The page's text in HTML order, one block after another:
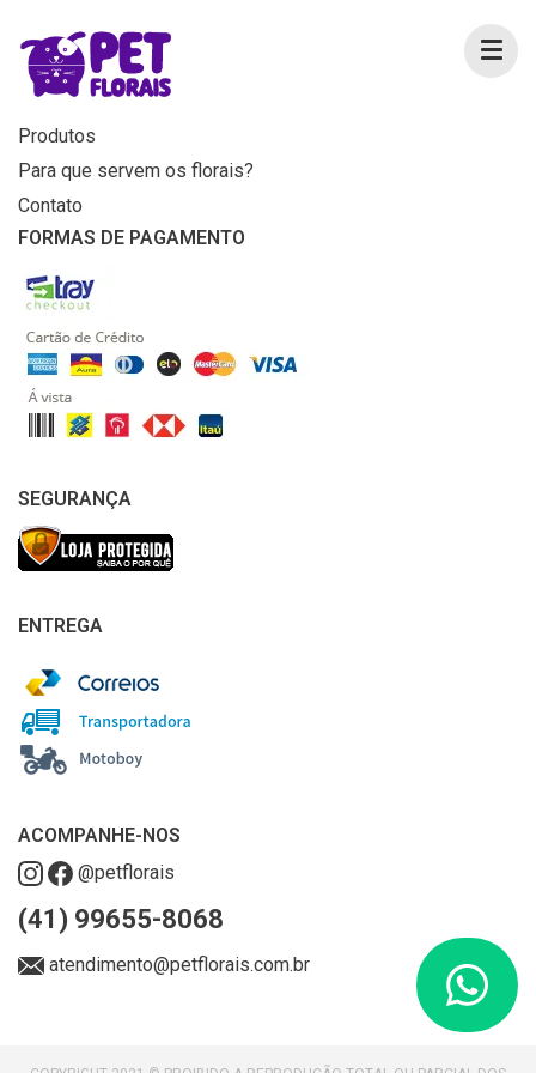
MENU
Home
Produtos
Para que servem os florais?
Contato
FORMAS DE PAGAMENTO
SEGURANÇA
ENTREGA
ACOMPANHE-NOS
@petflorais
(41) 99655-8068
atendimento@petflorais.com.br